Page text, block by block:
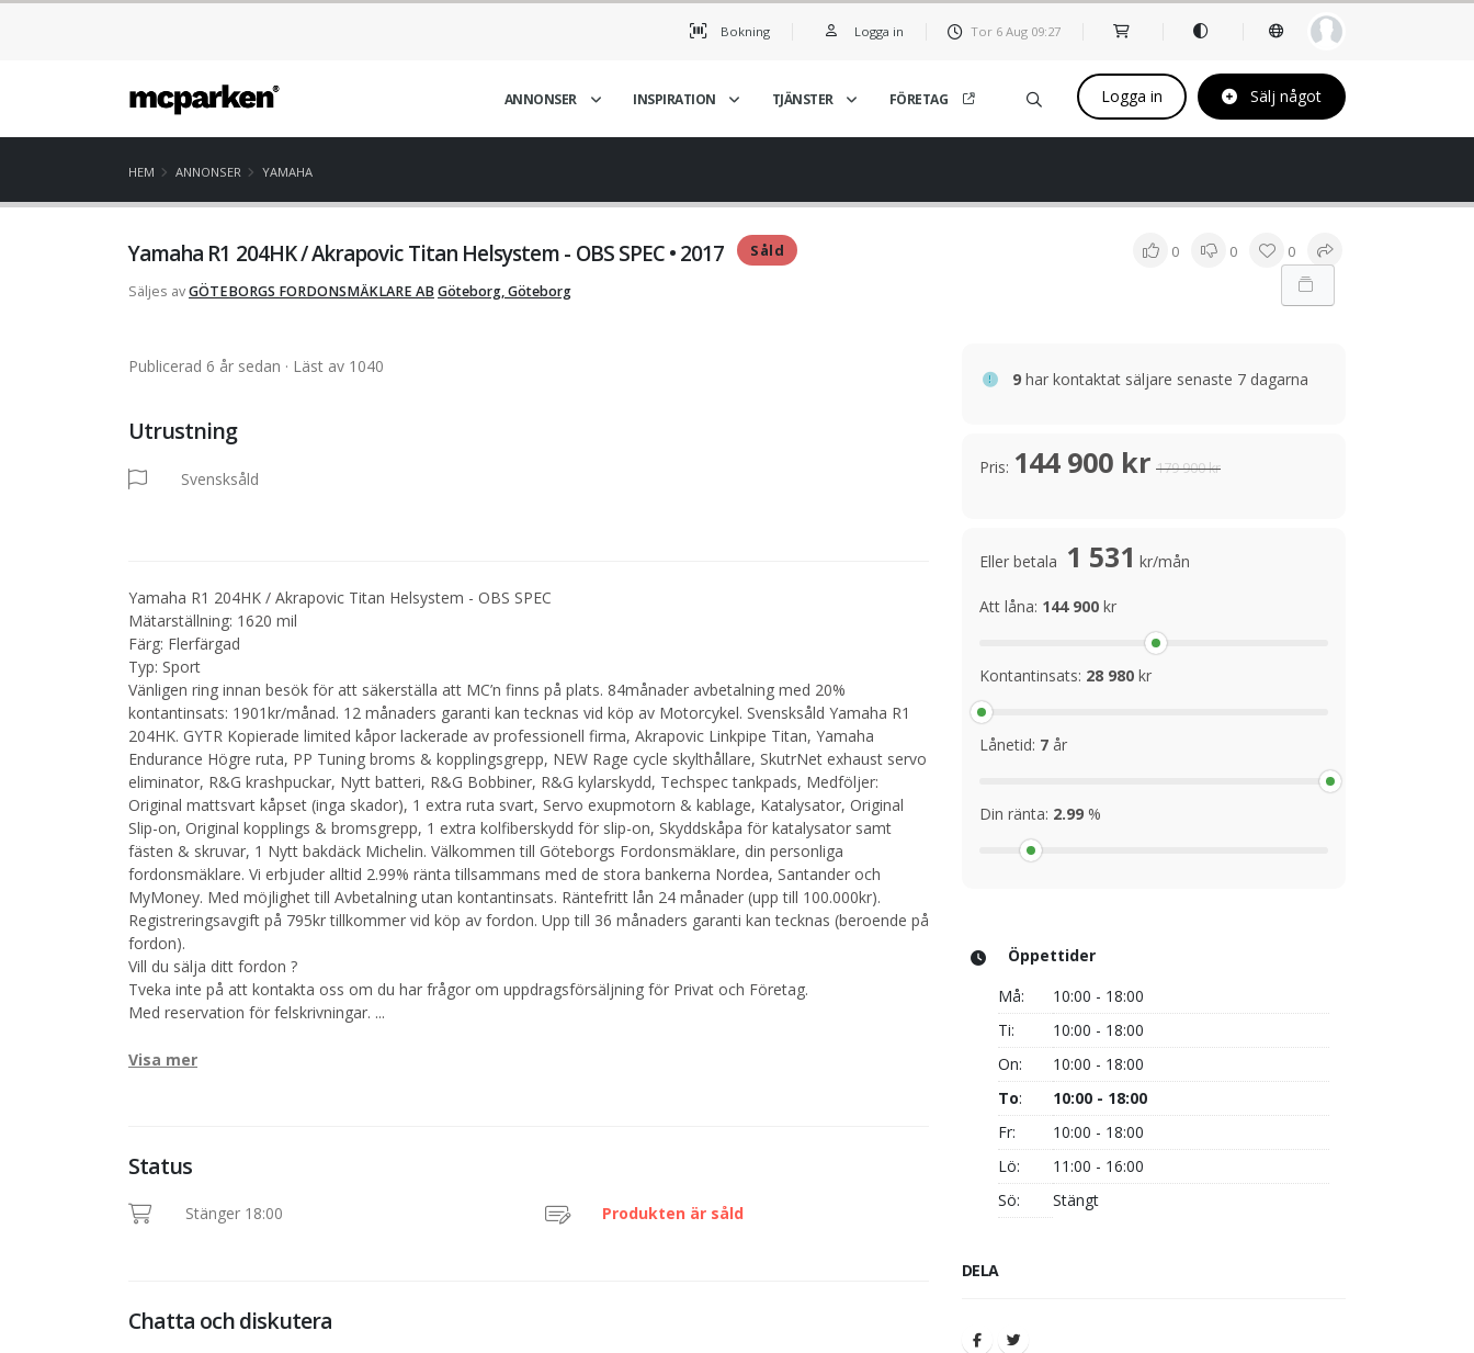
Bokning Logga in Tor 6 Aug 09 27
ANNONSER INSPIRATION TJÄNSTER FÖRETAG Logga in Sälj något
HEM ANNONSER YAMAHA
Yamaha R1 204HK / Akrapovic Titan Helsystem - OBS SPEC • 2017 Såld 0 0 0
Säljes avGÖTEBORGS FORDONSMÄKLARE ABGöteborg, Göteborg
Publicerad 6 år sedan · Läst av 1040
Utrustning
Svensksåld
Yamaha R1 204HK / Akrapovic Titan Helsystem - OBS SPEC
Mätarställning: 1620 mil
Färg: Flerfärgad
Typ: Sport
Vänligen ring innan besök för att säkerställa att MC’n finns på plats. 84månader avbetalning med 20%
kontantinsats: 1901kr/månad. 12 månaders garanti kan tecknas vid köp av Motorcykel. Svensksåld Yamaha R1
204HK. GYTR Kopierade limited kåpor lackerade av professionell firma, Akrapovic Linkpipe Titan, Yamaha
Endurance Högre ruta, PP Tuning broms & kopplingsgrepp, NEW Rage cycle skylthållare, SkutrNet exhaust servo
eliminator, R&G krashpuckar, Nytt batteri, R&G Bobbiner, R&G kylarskydd, Techspec tankpads, Medföljer:
Original mattsvart kåpset (inga skador), 1 extra ruta svart, Servo exupmotorn & kablage, Katalysator, Original
Slip-on, Original kopplings & bromsgrepp, 1 extra kolfiberskydd för slip-on, Skyddskåpa för katalysator samt
fästen & skruvar, 1 Nytt bakdäck Michelin. Välkommen till Göteborgs Fordonsmäklare, din personliga
fordonsmäklare. Vi erbjuder alltid 2.99% ränta tillsammans med de stora bankerna Nordea, Santander och
MyMoney. Med möjlighet till Avbetalning utan kontantinsats. Räntefritt lån 24 månader (upp till 100.000kr).
Registreringsavgift på 795kr tillkommer vid köp av fordon. Upp till 36 månaders garanti kan tecknas (beroende på
fordon).
Vill du sälja ditt fordon ?
Tveka inte på att kontakta oss om du har frågor om uppdragsförsäljning för Privat och Företag.
Med reservation för felskrivningar. ...
Visa mer
Status
Stänger 18:00 Produkten är såld
Chatta och diskutera
9 har kontaktat säljare senaste 7 dagarna
Pris: 144 900 kr 179 900 kr
Eller betala 1 531 kr/mån
Att låna: 144 900 kr
Kontantinsats: 28 980 kr
Lånetid: 7 år
Din ränta: 2.99 %
Öppettider
Må:
10:00 - 18:00
Ti:
10:00 - 18:00
On:
10:00 - 18:00
To:
10:00 - 18:00
Fr:
10:00 - 18:00
Lö:
11:00 - 16:00
Sö:
Stängt
DELA